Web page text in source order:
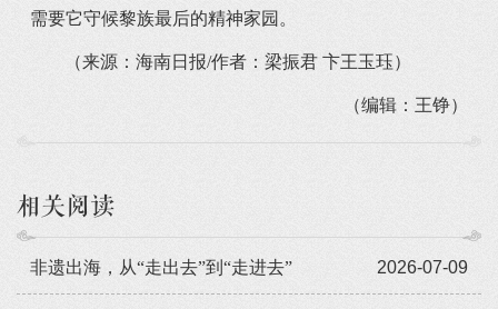
需要它守候黎族最后的精神家园。
（来源：海南日报/作者：梁振君 卞王玉珏）
（编辑：王铮）
相关阅读
2026-07-09
非遗出海，从“走出去”到“走进去”